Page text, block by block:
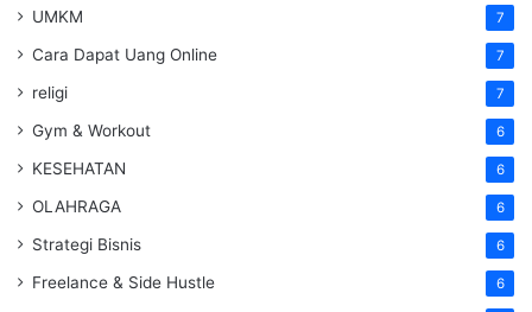
UMKM 7
Cara Dapat Uang Online 7
religi 7
Gym & Workout 6
KESEHATAN 6
OLAHRAGA 6
Strategi Bisnis 6
Freelance & Side Hustle 6